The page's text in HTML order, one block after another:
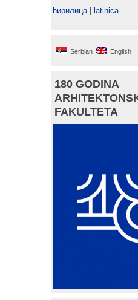
ћирилица | latinica
Serbian English
180 GODINA
FAKULTETA